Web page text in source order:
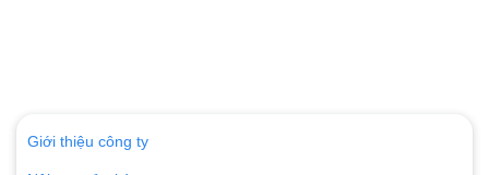
Giới thiệu công ty